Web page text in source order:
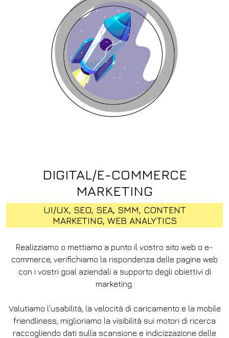
DIGITAL/E-COMMERCE
MARKETING
UI/UX, SEO, SEA, SMM, CONTENT
MARKETING, WEB ANALYTICS
Realizziamo o mettiamo a punto il vostro sito web o e-
commerce, verifichiamo la rispondenza delle pagine web
con i vostri goal aziendali a supporto degli obiettivi di
marketing.
Valutiamo l'usabilità, la velocità di caricamento e la mobile
friendliness; miglioriamo la visibilità sui motori di ricerca
raccogliendo dati sulla scansione e indicizzazione delle